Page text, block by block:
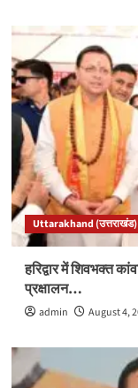
Uttarakhand (उत्तराखंड)
हरिद्वार में शिवभक्त
प्रक्षालन…
admin August 4,